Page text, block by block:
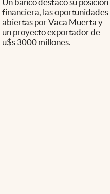
financiera, las oportunidades
abiertas por Vaca Muerta y
un proyecto exportador de
u$s 3000 millones.